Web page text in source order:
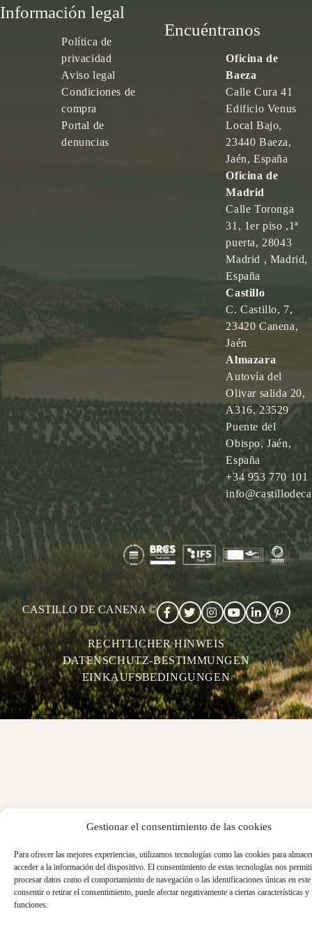
Gestionar el consentimiento de las cookies
Para ofrecer las mejores experiencias, utilizamos tecnologías como las cookies para
acceder a la información del dispositivo. El consentimiento de estas tecnologías nos
procesar datos como el comportamiento de navegación o las identificaciones únicas en
consentir o retirar el consentimiento, puede afectar negativamente a ciertas características y
funciones.
Información legal
Política de
privacidad
Aviso legal
Condiciones de
compra
Portal de
denuncias
Encuéntranos
Oficina de
Baeza
Calle Cura 41
Edificio Venus
Local Bajo,
23440 Baeza,
Jaén, España
Oficina de
Madrid
Calle Toronga
31, 1er piso ,1ª
puerta, 28043
Madrid , Madrid,
España
Castillo
C. Castillo, 7,
23420 Canena,
Jaén
Almazara
Autovía del
Olivar salida 20,
A316, 23529
Puente del
Obispo, Jaén,
España
+34 953 770 101
CASTILLO DE CANENA ©
RECHTLICHER HINWEIS
DATENSCHUTZ-BESTIMMUNGEN
EINKAUFSBEDINGUNGEN